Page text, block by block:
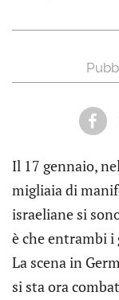
Il 17 gennaio,
migliaia di
israeliane si
è che entrambi
La scena in
si sta ora